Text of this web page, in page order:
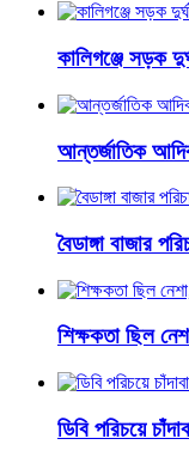
কালিগঞ্জে সড়ক
আন্তর্জাতিক
বৈডাঙ্গা বাজার
শিক্ষকতা ছিল
ডিবি পরিচয়ে